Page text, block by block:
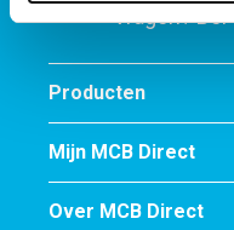
Vragen? Bel
Producten
Mijn MCB Direct
Over MCB Direct